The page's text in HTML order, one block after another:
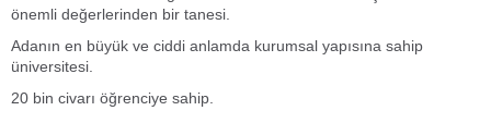
önemli değerlerinden bir tanesi.
Adanın en büyük ve ciddi anlamda kurumsal yapısına sahip
üniversitesi.
20 bin civarı öğrenciye sahip.